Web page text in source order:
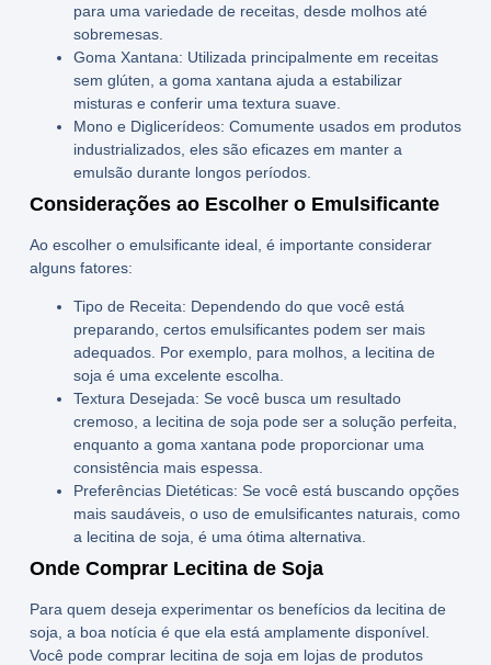
para uma variedade de receitas, desde molhos até
sobremesas.
Goma Xantana: Utilizada principalmente em receitas
sem glúten, a goma xantana ajuda a estabilizar
misturas e conferir uma textura suave.
Mono e Diglicerídeos: Comumente usados em produtos
industrializados, eles são eficazes em manter a
emulsão durante longos períodos.
Considerações ao Escolher o Emulsificante
Ao escolher o emulsificante ideal, é importante considerar
alguns fatores:
Tipo de Receita: Dependendo do que você está
preparando, certos emulsificantes podem ser mais
adequados. Por exemplo, para molhos, a lecitina de
soja é uma excelente escolha.
Textura Desejada: Se você busca um resultado
cremoso, a lecitina de soja pode ser a solução perfeita,
enquanto a goma xantana pode proporcionar uma
consistência mais espessa.
Preferências Dietéticas: Se você está buscando opções
mais saudáveis, o uso de emulsificantes naturais, como
a lecitina de soja , é uma ótima alternativa.
Onde Comprar Lecitina de Soja
Para quem deseja experimentar os benefícios da lecitina de
soja , a boa notícia é que ela está amplamente disponível.
Você pode comprar lecitina de soja em lojas de produtos